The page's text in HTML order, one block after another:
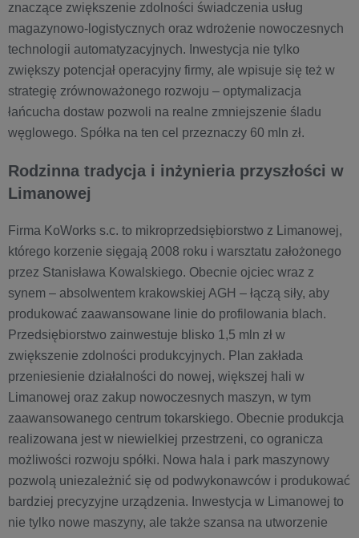
znaczące zwiększenie zdolności świadczenia usług
magazynowo-logistycznych oraz wdrożenie nowoczesnych
technologii automatyzacyjnych. Inwestycja nie tylko
zwiększy potencjał operacyjny firmy, ale wpisuje się też w
strategię zrównoważonego rozwoju – optymalizacja
łańcucha dostaw pozwoli na realne zmniejszenie śladu
węglowego. Spółka na ten cel przeznaczy 60 mln zł.
Rodzinna tradycja i inżynieria przyszłości w
Limanowej
Firma KoWorks s.c. to mikroprzedsiębiorstwo z Limanowej,
którego korzenie sięgają 2008 roku i warsztatu założonego
przez Stanisława Kowalskiego. Obecnie ojciec wraz z
synem – absolwentem krakowskiej AGH – łączą siły, aby
produkować zaawansowane linie do profilowania blach.
Przedsiębiorstwo zainwestuje blisko 1,5 mln zł w
zwiększenie zdolności produkcyjnych. Plan zakłada
przeniesienie działalności do nowej, większej hali w
Limanowej oraz zakup nowoczesnych maszyn, w tym
zaawansowanego centrum tokarskiego. Obecnie produkcja
realizowana jest w niewielkiej przestrzeni, co ogranicza
możliwości rozwoju spółki. Nowa hala i park maszynowy
pozwolą uniezależnić się od podwykonawców i produkować
bardziej precyzyjne urządzenia. Inwestycja w Limanowej to
nie tylko nowe maszyny, ale także szansa na utworzenie